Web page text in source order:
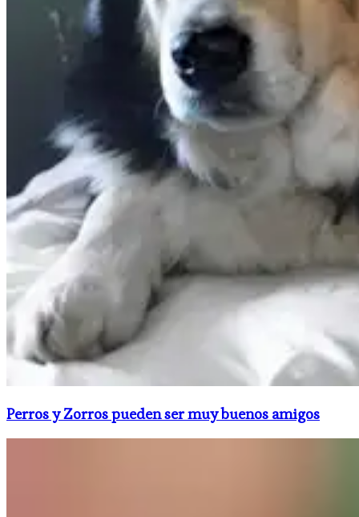
Perros y Zorros pueden ser muy buenos amigos